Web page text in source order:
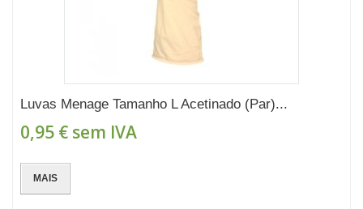
Luvas Menage Tamanho L Acetinado (Par)...
0,95 € sem IVA
MAIS